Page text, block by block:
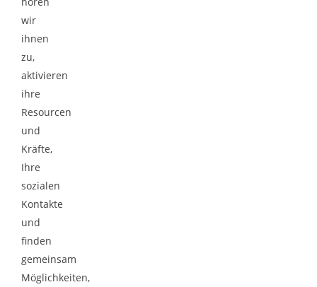
wir
ihnen
zu,
aktivieren
ihre
Resourcen
und
Kräfte,
Ihre
sozialen
Kontakte
und
finden
gemeinsam
Möglichkeiten,